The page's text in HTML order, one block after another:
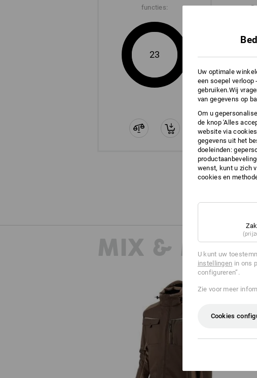
functies:
23
MIX &
Softshelljack e.s.motion
Uw optimale
een soepel verloop
gebruiken.Wij
van gegevens op
Om u
de knop 'Alles
website via
gegevens uit het
doeleinden:
wenst, kunt u zich
cookies en
U kunt uw
instellingen in ons
configureren”.
Zie voor meer
Cookies